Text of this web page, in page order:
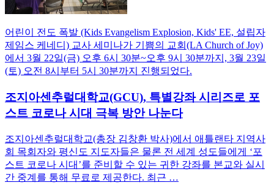
어린이 전도 폭발 (Kids Evangelism Explosion, Kids' EE, 설립자
제임스 케네디) 교사 세미나가 기쁨의 교회(LA Church of Joy)
에서 3월 22일(금) 오후 6시 30분~오후 9시 30분까지, 3월 23일
(토) 오전 8시부터 5시 30분까지 진행되었다.
조지아센추럴대학교(GCU), 특별강좌 시리즈로 포
스트 코로나 시대 극복 방안 나눈다
조지아센추럴대학교(총장 김창환 박사)에서 애틀랜타 지역사
회 목회자와 평신도 지도자들은 물론 전 세계 성도들에게 ‘포
스트 코로나 시대’를 준비할 수 있는 귀한 강좌를 본교와 실시
간 중계를 통해 무료로 제공한다. 최근 …